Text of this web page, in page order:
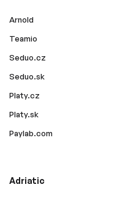
Arnold
Teamio
Seduo.cz
Seduo.sk
Platy.cz
Platy.sk
Paylab.com
Adriatic